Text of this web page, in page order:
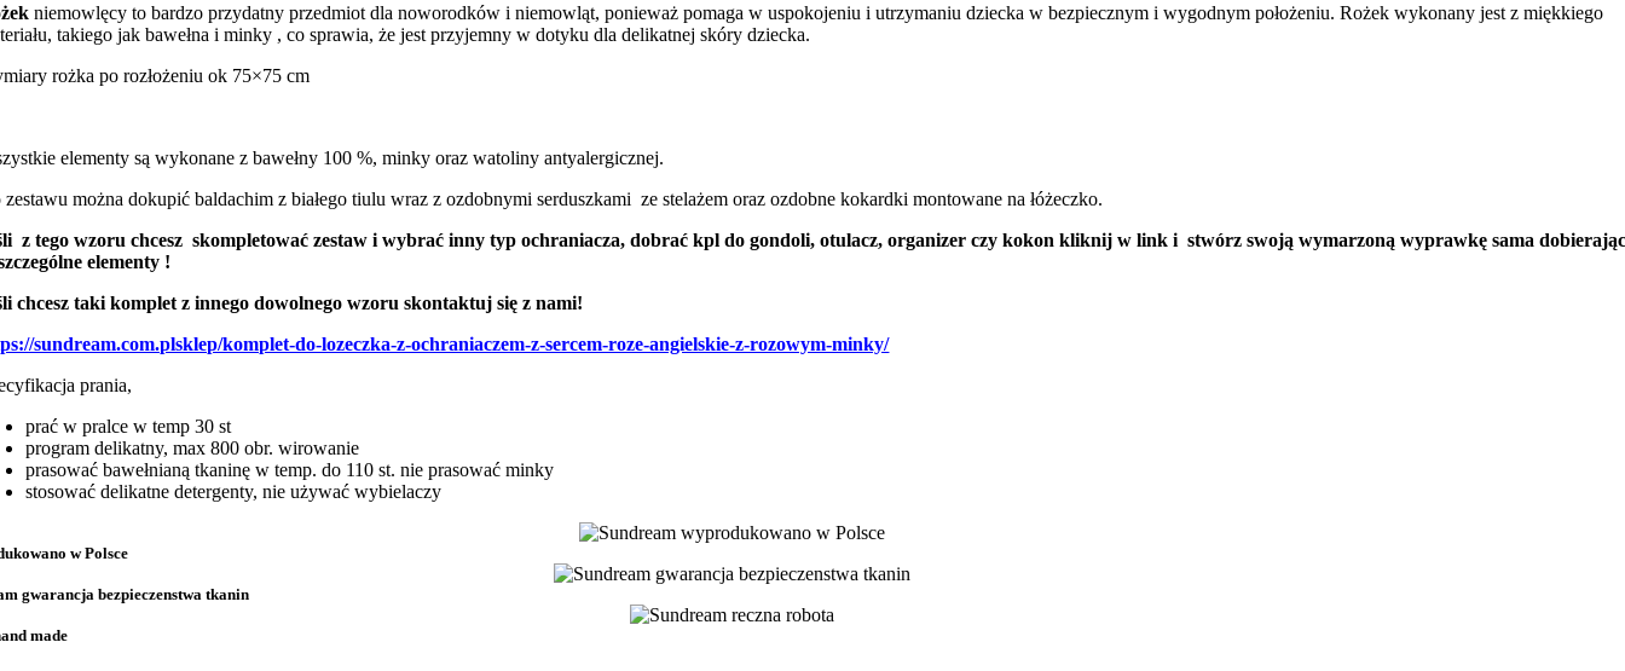
niemowlęcy to bardzo przydatny przedmiot dla noworodków i niemowląt, ponieważ pomaga w uspokojeniu i utrzymaniu dziecka w bezpiecznym i wygodnym położeniu. Rożek wykonany jest z miękkiego
takiego jak bawełna i minky , co sprawia, że jest przyjemny w dotyku dla delikatnej skóry dziecka.
rożka po rozłożeniu ok 75×75 cm
elementy są wykonane z bawełny 100 %, minky oraz watoliny antyalergicznej.
zestawu można dokupić baldachim z białego tiulu wraz z ozdobnymi serduszkami ze stelażem oraz ozdobne kokardki montowane na łóżeczko.
z tego wzoru chcesz skompletować zestaw i wybrać inny typ ochraniacza, dobrać kpl do gondoli, otulacz, organizer czy kokon kliknij w link i stwórz swoją wymarzoną wyprawkę sama
elementy !
chcesz taki komplet z innego dowolnego wzoru skontaktuj się z nami!
sundream.com.plsklep/komplet-do-lozeczka-z-ochraniaczem-z-sercem-roze-angielskie-z-rozowym-minky/
prania,
prać w pralce w temp 30 st
program delikatny, max 800 obr. wirowanie
prasować bawełnianą tkaninę w temp. do 110 st. nie prasować minky
stosować delikatne detergenty, nie używać wybielaczy
w Polsce
gwarancja bezpieczenstwa tkanin
made